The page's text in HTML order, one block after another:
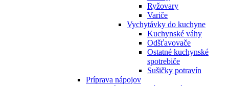
Ryžovary
Variče
Vychytávky do kuchyne
Kuchynské váhy
Odšťavovače
Ostatné kuchynské
spotrebiče
Sušičky potravín
Príprava nápojov